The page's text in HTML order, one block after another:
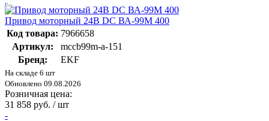
Привод моторный 24В DC ВА-99M 400
Код товара: 7966658
Артикул:
mccb99m-a-151
Бренд:
EKF
На складе 6 шт
Обновлено 09.08.2026
Розничная цена:
31 858 руб. / шт
-